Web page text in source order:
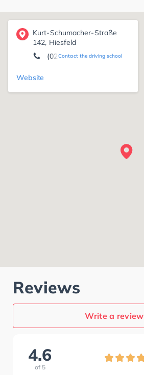
Kurt-Schumacher-Straße
142, Hiesfeld
Contact the driving school
(02064) 7 75 91 18
Website
Reviews
Write a review
4.6
of 5